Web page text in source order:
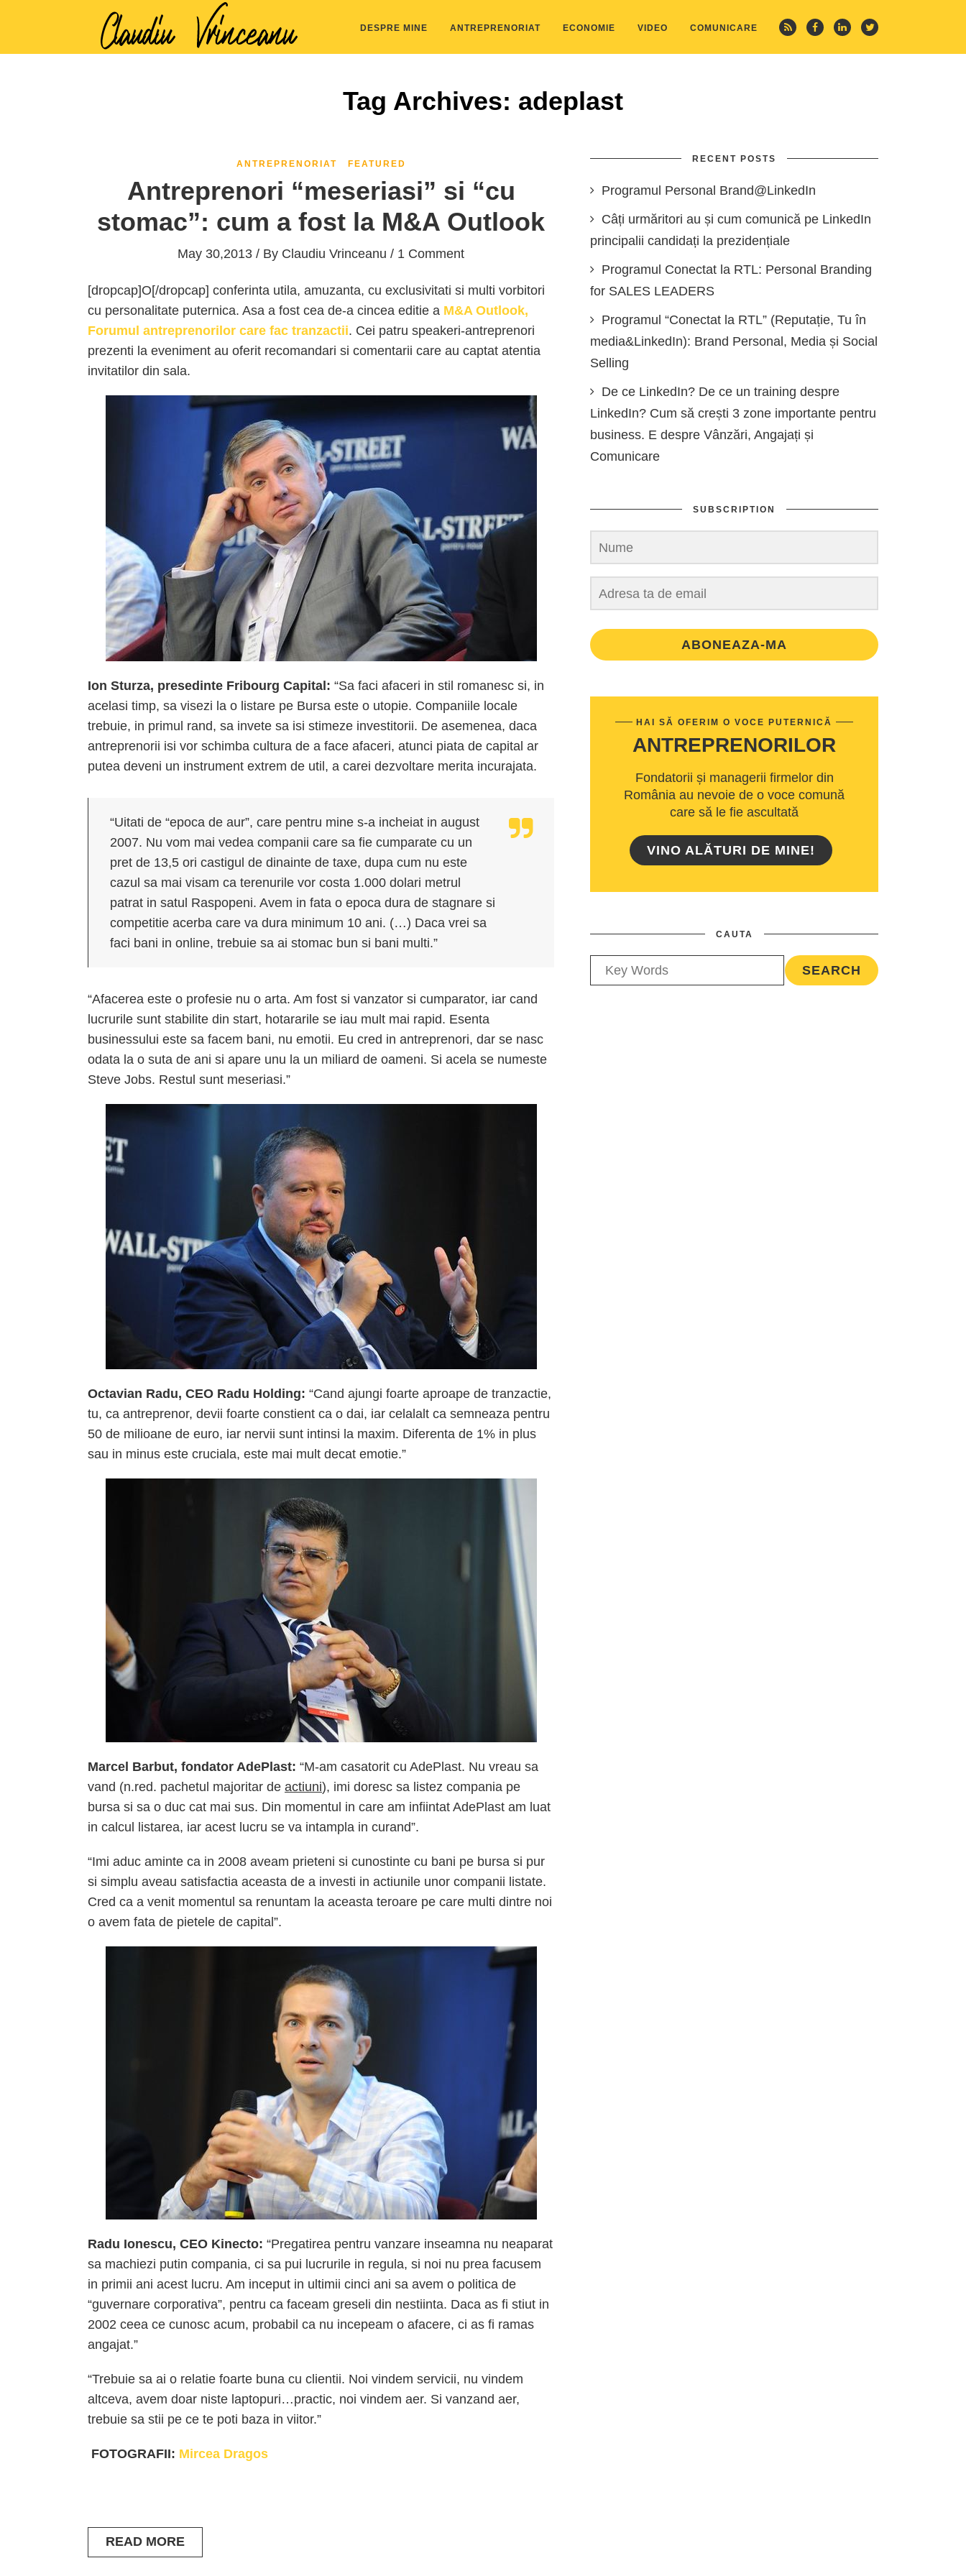
DESPRE MINE ANTREPRENORIAT ECONOMIE VIDEO COMUNICARE
Tag Archives: adeplast
ANTREPRENORIAT FEATURED
Antreprenori “meseriasi” si “cu
stomac”: cum a fost la M&A Outlook
May 30,2013 / By Claudiu Vrinceanu / 1 Comment
[dropcap]O[/dropcap] conferinta utila, amuzanta, cu exclusivitati si multi vorbitori
cu personalitate puternica. Asa a fost cea de-a cincea editie a M&A Outlook,
Forumul antreprenorilor care fac tranzactii. Cei patru speakeri-antreprenori
prezenti la eveniment au oferit recomandari si comentarii care au captat atentia
invitatilor din sala.
Ion Sturza, presedinte Fribourg Capital: “Sa faci afaceri in stil romanesc si, in
acelasi timp, sa visezi la o listare pe Bursa este o utopie. Companiile locale
trebuie, in primul rand, sa invete sa isi stimeze investitorii. De asemenea, daca
antreprenorii isi vor schimba cultura de a face afaceri, atunci piata de capital ar
putea deveni un instrument extrem de util, a carei dezvoltare merita incurajata.
“Uitati de “epoca de aur”, care pentru mine s-a incheiat in august
2007. Nu vom mai vedea companii care sa fie cumparate cu un
pret de 13,5 ori castigul de dinainte de taxe, dupa cum nu este
cazul sa mai visam ca terenurile vor costa 1.000 dolari metrul
patrat in satul Raspopeni. Avem in fata o epoca dura de stagnare si
competitie acerba care va dura minimum 10 ani. (…) Daca vrei sa
faci bani in online, trebuie sa ai stomac bun si bani multi.”
“Afacerea este o profesie nu o arta. Am fost si vanzator si cumparator, iar cand
lucrurile sunt stabilite din start, hotararile se iau mult mai rapid. Esenta
businessului este sa facem bani, nu emotii. Eu cred in antreprenori, dar se nasc
odata la o suta de ani si apare unu la un miliard de oameni. Si acela se numeste
Steve Jobs. Restul sunt meseriasi.”
Octavian Radu, CEO Radu Holding: “Cand ajungi foarte aproape de tranzactie,
tu, ca antreprenor, devii foarte constient ca o dai, iar celalalt ca semneaza pentru
50 de milioane de euro, iar nervii sunt intinsi la maxim. Diferenta de 1% in plus
sau in minus este cruciala, este mai mult decat emotie.”
Marcel Barbut, fondator AdePlast: “M-am casatorit cu AdePlast. Nu vreau sa
vand (n.red. pachetul majoritar de actiuni), imi doresc sa listez compania pe
bursa si sa o duc cat mai sus. Din momentul in care am infiintat AdePlast am luat
in calcul listarea, iar acest lucru se va intampla in curand”.
“Imi aduc aminte ca in 2008 aveam prieteni si cunostinte cu bani pe bursa si pur
si simplu aveau satisfactia aceasta de a investi in actiunile unor companii listate.
Cred ca a venit momentul sa renuntam la aceasta teroare pe care multi dintre noi
o avem fata de pietele de capital”.
Radu Ionescu, CEO Kinecto: “Pregatirea pentru vanzare inseamna nu neaparat
sa machiezi putin compania, ci sa pui lucrurile in regula, si noi nu prea facusem
in primii ani acest lucru. Am inceput in ultimii cinci ani sa avem o politica de
“guvernare corporativa”, pentru ca faceam greseli din nestiinta. Daca as fi stiut in
2002 ceea ce cunosc acum, probabil ca nu incepeam o afacere, ci as fi ramas
angajat.”
“Trebuie sa ai o relatie foarte buna cu clientii. Noi vindem servicii, nu vindem
altceva, avem doar niste laptopuri…practic, noi vindem aer. Si vanzand aer,
trebuie sa stii pe ce te poti baza in viitor.”
FOTOGRAFII: Mircea Dragos
READ MORE
RECENT POSTS
Programul Personal Brand@LinkedIn
Câți urmăritori au și cum comunică pe LinkedIn
principalii candidați la prezidențiale
Programul Conectat la RTL: Personal Branding
for SALES LEADERS
Programul “Conectat la RTL” (Reputație, Tu în
media&LinkedIn): Brand Personal, Media și Social
Selling
De ce LinkedIn? De ce un training despre
LinkedIn? Cum să crești 3 zone importante pentru
business. E despre Vânzări, Angajați și
Comunicare
SUBSCRIPTION
ABONEAZA-MA
HAI SĂ OFERIM O VOCE PUTERNICĂ
ANTREPRENORILOR
Fondatorii și managerii firmelor din
România au nevoie de o voce comună
care să le fie ascultată
VINO ALĂTURI DE MINE!
CAUTA